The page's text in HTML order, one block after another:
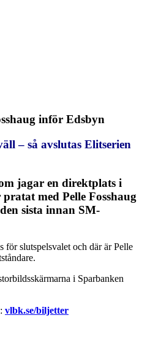
inför Edsbyn
– så avslutas Elitserien
jagar en direktplats i
med Pelle Fosshaug
sista innan SM-
för slutspelsvalet och där är Pelle
i Sparbanken
vlbk.se/biljetter